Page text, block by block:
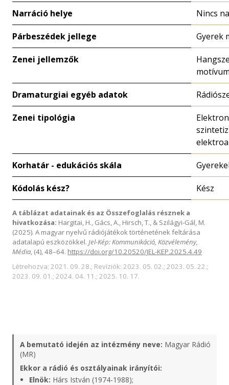
Narráció helye Nincs
Párbeszédek jellege Gyerek
Zenei jellemzők
Dramaturgiai egyéb adatok
Zenei tipológia
Korhatár - edukációs skála
Kódolás kész? Kész
A táblázat adatainak és az Összefoglalás résznek a
hivatkozása: Hargitai, H., Gács, A., Hirsch, T., & Szilágyi-Gál, M.
(2025). A magyar nyelvű rádiójátékok történetének feltárása
adatalapú eszközökkel. Jel-Kép: Kommunikáció, Közvélemény,
Média, (4), 48–64. https://doi.org/10.20520/JEL-KEP.2025.4.49
Létrehozva: 2021. 09. 28.; Revíziók: 2023. 05. 02.; 2023. 05. 22.;
2023. 09. 01.; 2024. 04. 11.; 2025. 10. 17.
A bemutató idején az intézmény neve: Magyar Rádió
(MR)
Ekkor a rádió és osztályainak irányítói:
Elnök: Hárs István (1974-1988);